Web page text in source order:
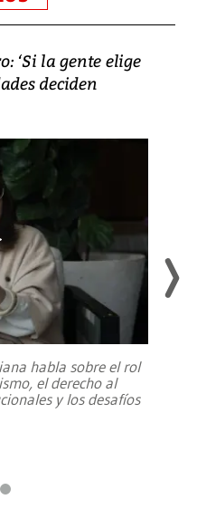
‘Si la gente elige
deciden
habla sobre el rol
el derecho al
y los desafíos